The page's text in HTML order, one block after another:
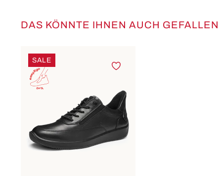
Produktgalerie überspringen
DAS KÖNNTE IHNEN AUCH GEFALLEN
SALE